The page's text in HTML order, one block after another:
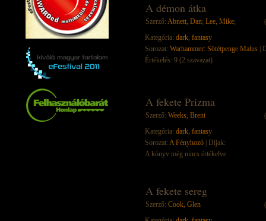
A démon átka
Szerző: Abnett, Dan; Lee, Mike;
Kategória: dark, fantasy
Sorozat: Warhammer: Sötétpenge Malus |
Értékelés: 9 (2 szavazat)
A fekete Prizma
Szerző: Weeks, Brent
Kategória: dark, fantasy
Sorozat: A Fényhozó | Díjak:
A könyv még nincs értékelve.
A fekete sereg
Szerző: Cook, Glen